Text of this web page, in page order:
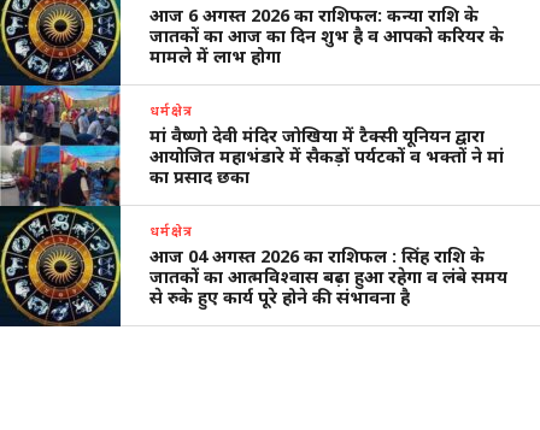
आज 6 अगस्त 2026 का राशिफल: कन्या राशि के
जातकों का आज का दिन शुभ है व आपको करियर के
मामले में लाभ होगा
धर्मक्षेत्र
मां वैष्णो देवी मंदिर जोखिया में टैक्सी यूनियन द्वारा
आयोजित महाभंडारे में सैकड़ों पर्यटकों व भक्तों ने मां
का प्रसाद छका
धर्मक्षेत्र
आज 04 अगस्त 2026 का राशिफल : सिंह राशि के
जातकों का आत्मविश्वास बढ़ा हुआ रहेगा व लंबे समय
से रुके हुए कार्य पूरे होने की संभावना है